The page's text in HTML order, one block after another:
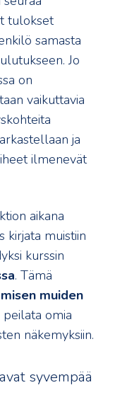
tulokset
samasta
Jo
on
vaikuttavia
ja
ilmenevät
aikana
kirjata muistiin
kurssin
. Tämä
muiden
peilata omia
näkemyksiin.
syvempää